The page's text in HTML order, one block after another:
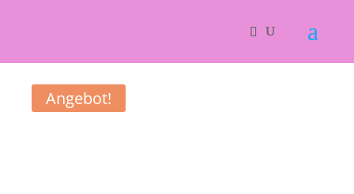
Angebot!